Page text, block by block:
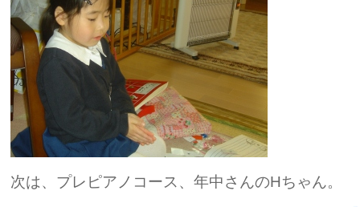
次は、プレピアノコース、年中さんのHちゃん。